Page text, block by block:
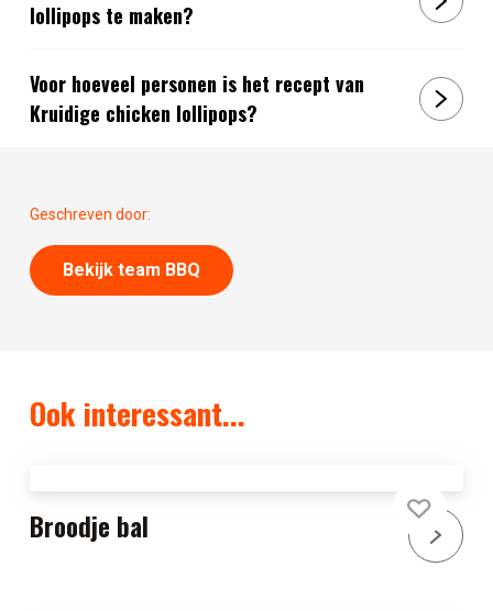
lollipops te maken?
Voor hoeveel personen is het recept van
Kruidige chicken lollipops?
Geschreven door:
Bekijk team BBQ
Ook interessant...
Broodje bal